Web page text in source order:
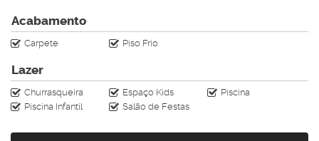
Entre em contato para saber mais informações sobre esse
imóvel em nosso WhatsApp: 4799610-4009
Agende sua visita!
CRECI J 4728
Acabamento
Carpete Piso Frio
Lazer
Churrasqueira Espaço Kids
Piscina
Piscina Infantil
Salão de Festas